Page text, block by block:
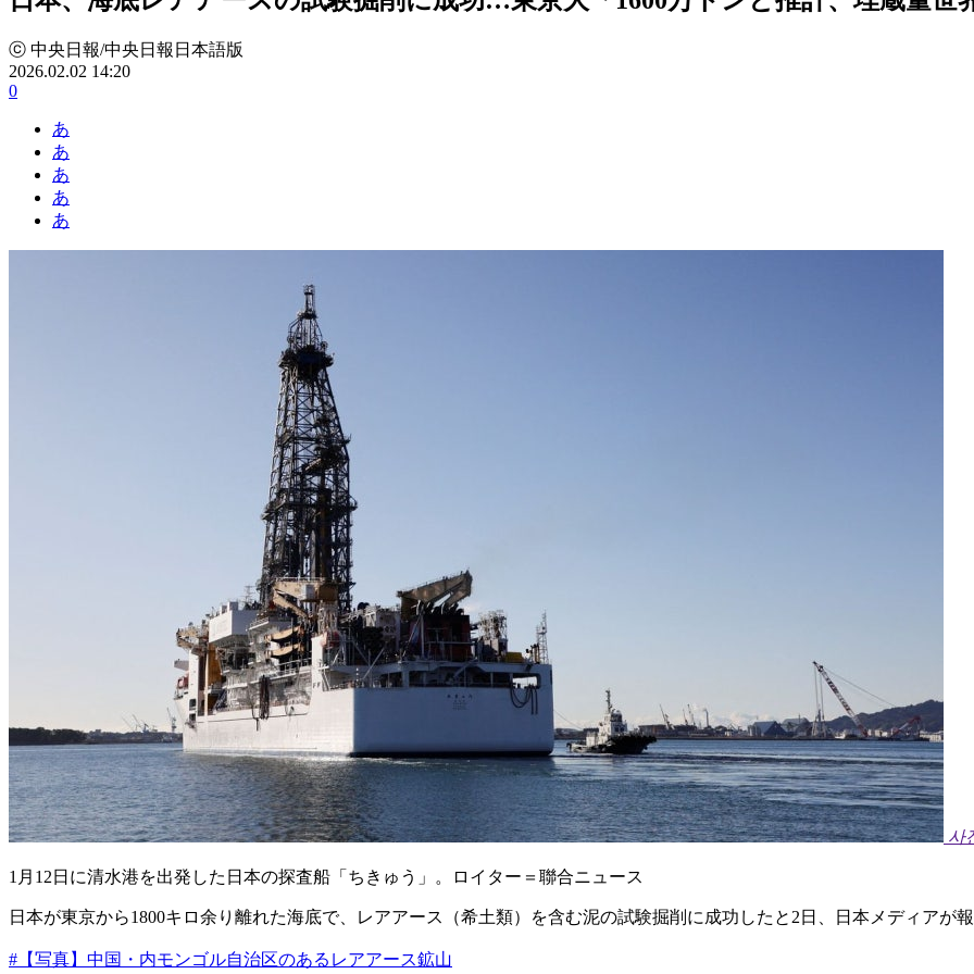
ⓒ 中央日報/中央日報日本語版
2026.02.02 14:20
0
あ
あ
あ
あ
あ
사
1月12日に清水港を出発した日本の探査船「ちきゅう」。ロイター＝聯合ニュース
日本が東京から1800キロ余り離れた海底で、レアアース（希土類）を含む泥の試験掘削に成功したと2日、日本メディアが報
#【写真】中国・内モンゴル自治区のあるレアアース鉱山